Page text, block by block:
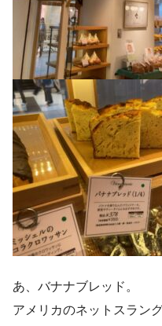
あ、バナナブレッド。
アメリカのネットスラン